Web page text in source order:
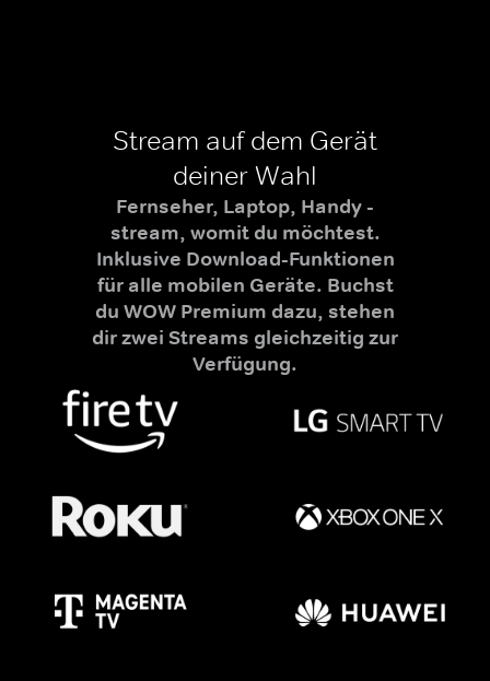
Stream auf dem Gerät
deiner Wahl
Fernseher, Laptop, Handy -
stream, womit du möchtest.
Inklusive Download-Funktionen
für alle mobilen Geräte. Buchst
du WOW Premium dazu, stehen
dir zwei Streams gleichzeitig zur
Verfügung.